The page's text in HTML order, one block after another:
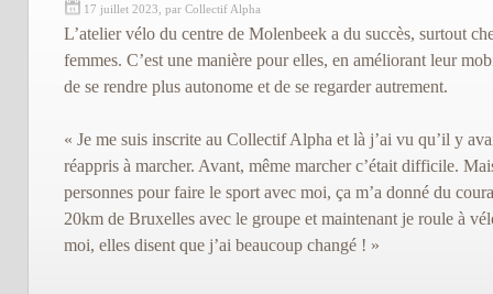
17 juillet 2023, par Collectif Alpha
L’atelier vélo du centre de Molenbeek a du succès, surtout
femmes. C’est une manière pour elles, en améliorant leur
de se rendre plus autonome et de se regarder autrement.
« Je me suis inscrite au Collectif Alpha et là j’ai vu qu’il y
réappris à marcher. Avant, même marcher c’était difficile.
personnes pour faire le sport avec moi, ça m’a donné du
20km de Bruxelles avec le groupe et maintenant je roule à
moi, elles disent que j’ai beaucoup changé ! »